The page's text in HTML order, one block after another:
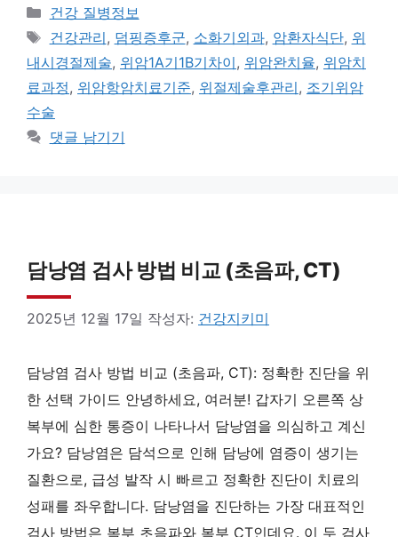
카
테
고
리
건강 질병정보
태
그
건강관리, 덤핑증후군, 소화기외과, 암환자식단, 위
내시경절제술, 위암1A기1B기차이, 위암완치율, 위암치
료과정, 위암항암치료기준, 위절제술후관리, 조기위암
수술
댓글 남기기
담낭염 검사 방법 비교 (초음파, CT)
2025년 12월 17일 작성자: 건강지키미
담낭염 검사 방법 비교 (초음파, CT): 정확한 진단을 위
한 선택 가이드 안녕하세요, 여러분! 갑자기 오른쪽 상
복부에 심한 통증이 나타나서 담낭염을 의심하고 계신
가요? 담낭염은 담석으로 인해 담낭에 염증이 생기는
질환으로, 급성 발작 시 빠르고 정확한 진단이 치료의
성패를 좌우합니다. 담낭염을 진단하는 가장 대표적인
검사 방법은 복부 초음파와 복부 CT인데요. 이 두 검사